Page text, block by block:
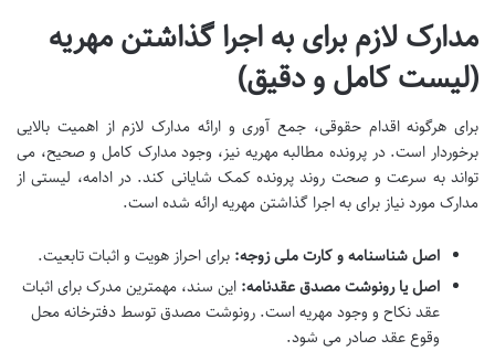
مدارک لازم برای به اجرا گذاشتن مهریه
(لیست کامل و دقیق)
برای هرگونه اقدام حقوقی، جمع آوری و ارائه مدارک لازم از اهمیت بالایی
برخوردار است. در پرونده مطالبه مهریه نیز، وجود مدارک کامل و صحیح، می
تواند به سرعت و صحت روند پرونده کمک شایانی کند. در ادامه، لیستی از
مدارک مورد نیاز برای به اجرا گذاشتن مهریه ارائه شده است.
اصل شناسنامه و کارت ملی زوجه: برای احراز هویت و اثبات تابعیت.
اصل یا رونوشت مصدق عقدنامه: این سند، مهمترین مدرک برای اثبات
عقد نکاح و وجود مهریه است. رونوشت مصدق توسط دفترخانه محل
وقوع عقد صادر می شود.